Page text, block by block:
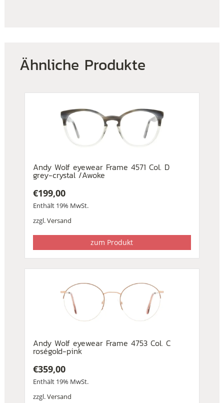
Ähnliche Produkte
Andy Wolf eyewear Frame 4571 Col. D
grey-crystal /Awoke
€199,00
Enthält 19% MwSt.
zzgl.Versand
zum Produkt
Andy Wolf eyewear Frame 4753 Col. C
roségold-pink
€359,00
Enthält 19% MwSt.
zzgl.Versand